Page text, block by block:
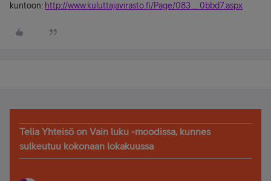
kuntoon: http://www.kuluttajavirasto.fi/Page/083 ... 0bbd7.aspx
Telia Yhteisö on Vain luku -moodissa, kunnes
sulkeutuu kokonaan lokakuussa